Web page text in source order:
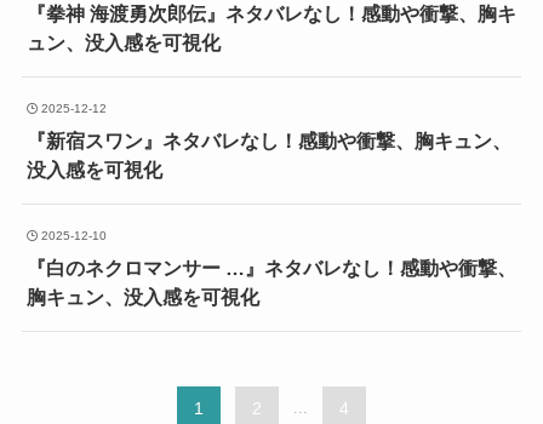
『拳神 海渡勇次郎伝』ネタバレなし！感動や衝撃、胸キ
ュン、没入感を可視化
2025-12-12
『新宿スワン』ネタバレなし！感動や衝撃、胸キュン、
没入感を可視化
2025-12-10
『白のネクロマンサー …』ネタバレなし！感動や衝撃、
胸キュン、没入感を可視化
1 2 ... 4